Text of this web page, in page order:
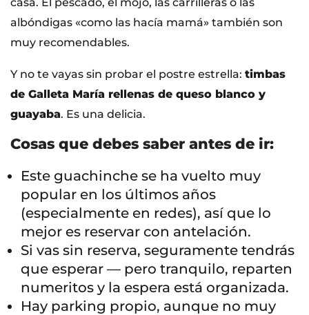
albóndigas «como las hacía mamá» también son
muy recomendables.
Y no te vayas sin probar el postre estrella: timbas
de Galleta María rellenas de queso blanco y
guayaba. Es una delicia.
Cosas que debes saber antes de ir:
Este guachinche se ha vuelto muy
popular en los últimos años
(especialmente en redes), así que lo
mejor es reservar con antelación.
Si vas sin reserva, seguramente tendrás
que esperar — pero tranquilo, reparten
numeritos y la espera está organizada.
Hay parking propio, aunque no muy